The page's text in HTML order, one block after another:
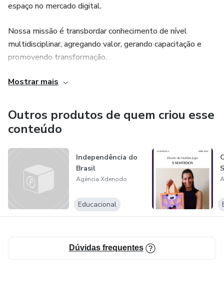
espaço no mercado digital.
Nossa missão é transbordar conhecimento de nível
multidisciplinar, agregando valor, gerando capacitação e
promovendo transformação.
Nosso objetivo é construir parcerias com
em levar conhecimento ao mundo, partilhando suas
vivências e habilidades.
Mostrar mais
Outros produtos de quem criou esse
conteúdo
Independência do
Brasil
Agência Xdenodo
Educacional
Dúvidas frequentes